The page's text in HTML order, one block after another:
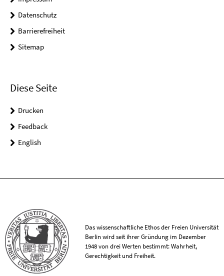
Datenschutz
Barrierefreiheit
Sitemap
Diese Seite
Drucken
Feedback
English
Das wissenschaftliche Ethos der Freien Universität
Berlin wird seit ihrer Gründung im Dezember
1948 von drei Werten bestimmt: Wahrheit,
Gerechtigkeit und Freiheit.